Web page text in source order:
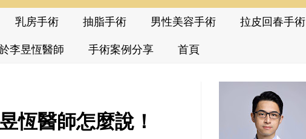
乳房手術 抽脂手術 男性美容手術 拉皮回春手術
李昱恆醫師 手術案例分享 首頁
恆醫師怎麼說！